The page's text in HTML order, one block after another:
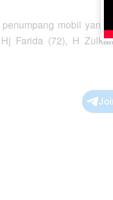
mobil yang
Farida (72), H